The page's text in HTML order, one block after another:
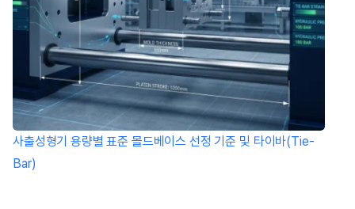
사출성형기 용량별 표준 몰드베이스 선정 기준 및 타이바(Tie-
Bar)